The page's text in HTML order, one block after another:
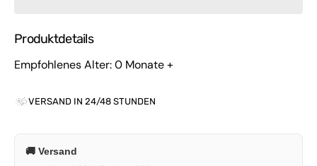
Produktdetails
Empfohlenes Alter: 0 Monate +
VERSAND IN 24/48 STUNDEN
🚚 Versand